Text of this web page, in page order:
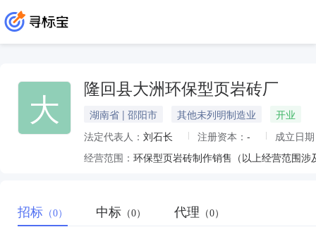
大 隆回县大洲环保型页岩砖厂
湖南省 | 邵阳市 其他未列明制造业
开业
法定代表人： 刘石长 注册资本： -
成立日
经营范围： 环保型页岩砖制作销售（以上经营范围
招标 （0） 中标 （0） 代理 （0）